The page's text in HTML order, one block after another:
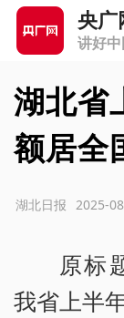
央广
讲好
湖北省
额居全
2025-
湖北日报
原标
我省上半